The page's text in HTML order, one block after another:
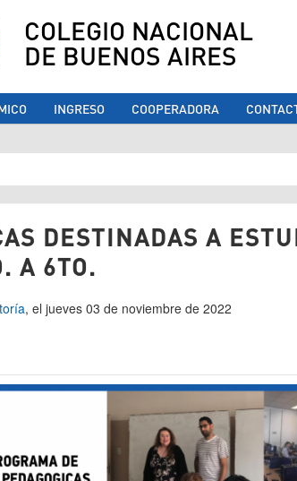
COLEGIO NACIONAL
DE BUENOS AIRES
INGRESO COOPERADORA
usted aquí
DESTINADAS A
A 6TO.
, el jueves 03 de noviembre de 2022